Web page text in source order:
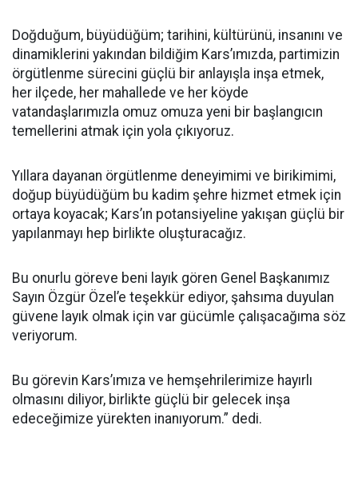
Doğduğum, büyüdüğüm; tarihini, kültürünü, insanını ve
dinamiklerini yakından bildiğim Kars’ımızda, partimizin
örgütlenme sürecini güçlü bir anlayışla inşa etmek,
her ilçede, her mahallede ve her köyde
vatandaşlarımızla omuz omuza yeni bir başlangıcın
temellerini atmak için yola çıkıyoruz.
Yıllara dayanan örgütlenme deneyimimi ve birikimimi,
doğup büyüdüğüm bu kadim şehre hizmet etmek için
ortaya koyacak; Kars’ın potansiyeline yakışan güçlü bir
yapılanmayı hep birlikte oluşturacağız.
Bu onurlu göreve beni layık gören Genel Başkanımız
Sayın Özgür Özel’e teşekkür ediyor, şahsıma duyulan
güvene layık olmak için var gücümle çalışacağıma söz
veriyorum.
Bu görevin Kars’ımıza ve hemşehrilerimize hayırlı
olmasını diliyor, birlikte güçlü bir gelecek inşa
edeceğimize yürekten inanıyorum.” dedi.